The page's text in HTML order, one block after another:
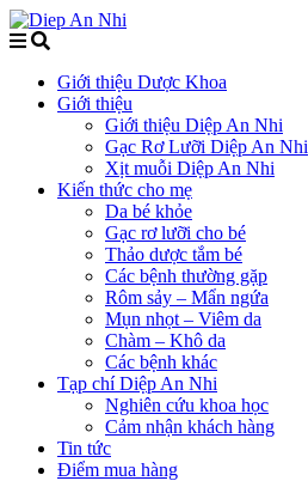
Giới thiệu Dược Khoa
Giới thiệu
Giới thiệu Diệp An Nhi
Gạc Rơ Lưỡi Diệp An Nhi
Xịt muỗi Diệp An Nhi
Kiến thức cho mẹ
Da bé khỏe
Gạc rơ lưỡi cho bé
Thảo dược tắm bé
Các bệnh thường gặp
Rôm sảy – Mẩn ngứa
Mụn nhọt – Viêm da
Chàm – Khô da
Các bệnh khác
Tạp chí Diệp An Nhi
Nghiên cứu khoa học
Cảm nhận khách hàng
Tin tức
Điểm mua hàng